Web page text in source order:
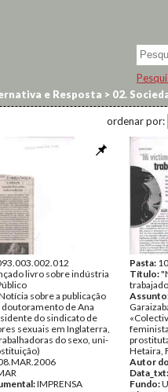
e Resposta > 02.
ordenar por:
livro sobre indústria
sobre a publicação
doutoramento de Ana
do sindicato de
sexuais em Inglaterra,
do sexo, uni-
IMPRENSA
Pasta:
Título:
Hetaira,
Autor
Data_txt:
Fundo: